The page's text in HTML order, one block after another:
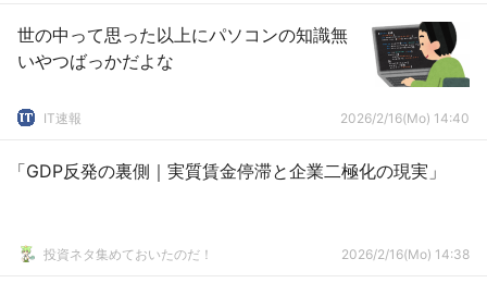
世の中って思った以上にパソコンの知識無
いやつばっかだよな
IT速報 2026/2/16(Mo) 14:40
「GDP反発の裏側｜実質賃金停滞と企業二極化の現実」
投資ネタ集めておいたのだ！ 2026/2/16(Mo) 14:38